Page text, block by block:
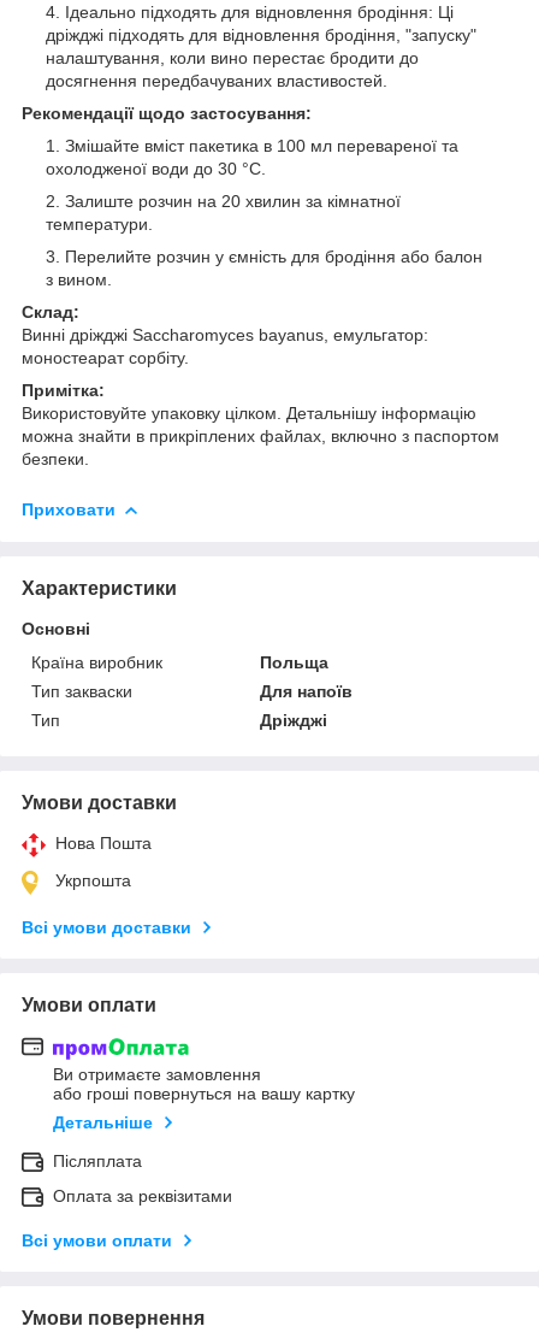
Ідеально підходять для відновлення бродіння: Ці
дріжджі підходять для відновлення бродіння, "запуску"
налаштування, коли вино перестає бродити до
досягнення передбачуваних властивостей.
Рекомендації щодо застосування:
Змішайте вміст пакетика в 100 мл перевареної та
охолодженої води до 30 °C.
Залиште розчин на 20 хвилин за кімнатної
температури.
Перелийте розчин у ємність для бродіння або балон
з вином.
Склад:
Винні дріжджі Saccharomyces bayanus, емульгатор:
моностеарат сорбіту.
Примітка:
Використовуйте упаковку цілком. Детальнішу інформацію
можна знайти в прикріплених файлах, включно з паспортом
безпеки.
Приховати
Характеристики
Основні
Країна виробник
Польща
Тип закваски
Для напоїв
Тип
Дріжджі
Умови доставки
Нова Пошта
Укрпошта
Всі умови доставки
Умови оплати
Ви отримаєте замовлення
або гроші повернуться на вашу картку
Детальніше
Післяплата
Оплата за реквізитами
Всі умови оплати
Умови повернення